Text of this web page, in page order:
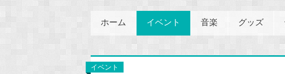
ホーム イベント 音楽 グッズ
イベント